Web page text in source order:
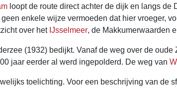
loopt de route direct achter de dijk en langs de
enkele wijze vermoeden dat hier vroeger,
over het IJsselmeer, de Makkumerwaarden
(1932) bedijkt. Vanaf de weg over de
jaar eerder al werd ingepolderd. De weg van
toelichting. Voor een beschrijving van de